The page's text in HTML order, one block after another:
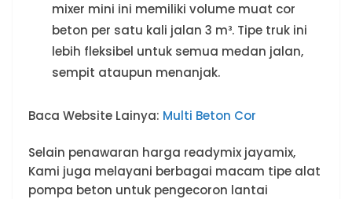
mixer mini ini memiliki volume muat cor
beton per satu kali jalan 3 m³. Tipe truk ini
lebih fleksibel untuk semua medan jalan,
sempit ataupun menanjak.
Baca Website Lainya: Multi Beton Cor
Selain penawaran harga readymix jayamix,
Kami juga melayani berbagai macam tipe alat
pompa beton untuk pengecoron lantai